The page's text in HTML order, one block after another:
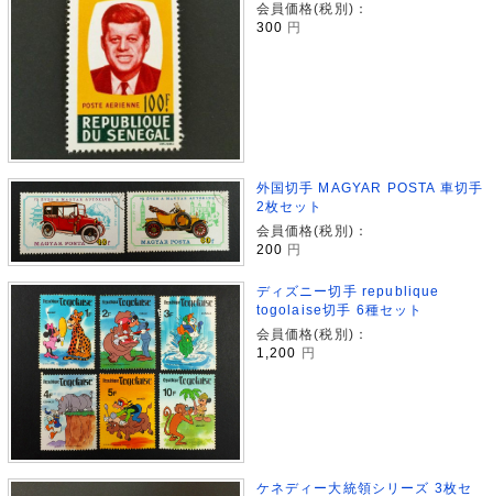
会員価格(税別)：
300 円
外国切手 MAGYAR POSTA 車切手
2枚セット
会員価格(税別)：
200 円
ディズニー切手 republique
togolaise切手 6種セット
会員価格(税別)：
1,200 円
ケネディー大統領シリーズ 3枚セ